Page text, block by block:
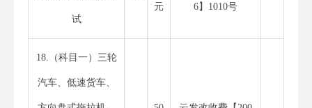
试
元 6】1010号
18.（科目一）三轮
汽车、低速货车、